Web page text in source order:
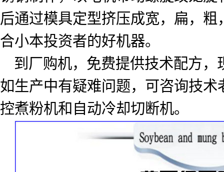
后通过模具定型挤压成宽，扁，
合小本投资者的好机器。
到厂购机，免费提供技术配方
如生产中有疑难问题，可咨询技
控煮粉机和自动冷却切断机。